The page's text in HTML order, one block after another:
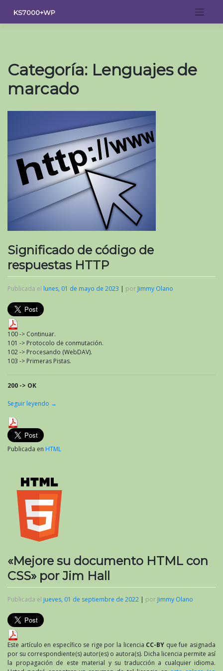
contenido
KS7000+WP
Categoría: Lenguajes de
marcado
Significado de código de
respuestas HTTP
Publicada el lunes, 01 de mayo de 2023 | por Jimmy Olano
100 -> Continuar.
101 -> Protocolo de conmutación.
102 -> Procesando (WebDAV).
103 -> Primeras Pistas.
200 -> OK
Seguir leyendo →
Publicada en HTML
«Mejore su documento HTML con
CSS» por Jim Hall
Publicada el jueves, 01 de septiembre de 2022 | por Jimmy Olano
Este artículo en específico se rige por la licencia CC-BY que fue asignada
por su correspondiente(s) autor(es) o autora(s). Dicha licencia permite así
la propagación de este material y su traducción a cualquier idioma.